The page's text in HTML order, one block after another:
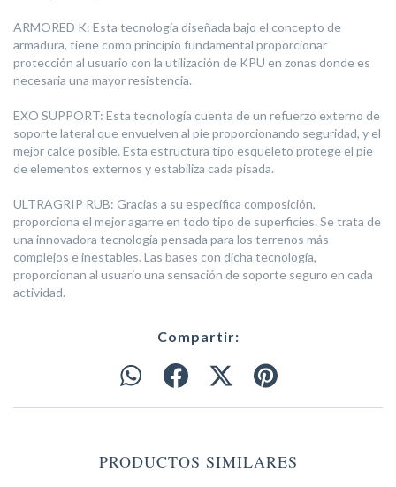
ARMORED K: Esta tecnología diseñada bajo el concepto de
armadura, tiene como principio fundamental proporcionar
protección al usuario con la utilización de KPU en zonas donde es
necesaria una mayor resistencia.
EXO SUPPORT: Esta tecnología cuenta de un refuerzo externo de
soporte lateral que envuelven al pie proporcionando seguridad, y el
mejor calce posible. Esta estructura tipo esqueleto protege el pie
de elementos externos y estabiliza cada pisada.
ULTRAGRIP RUB: Gracias a su específica composición,
proporciona el mejor agarre en todo tipo de superficies. Se trata de
una innovadora tecnología pensada para los terrenos más
complejos e inestables. Las bases con dicha tecnología,
proporcionan al usuario una sensación de soporte seguro en cada
actividad.
Compartir:
PRODUCTOS SIMILARES